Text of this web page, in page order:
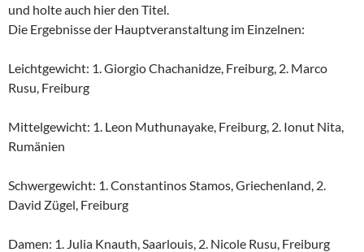
und holte auch hier den Titel.
Die Ergebnisse der Hauptveranstaltung im Einzelnen:
Leichtgewicht: 1. Giorgio Chachanidze, Freiburg, 2. Marco
Rusu, Freiburg
Mittelgewicht: 1. Leon Muthunayake, Freiburg, 2. Ionut Nita,
Rumänien
Schwergewicht: 1. Constantinos Stamos, Griechenland, 2.
David Zügel, Freiburg
Damen: 1. Julia Knauth, Saarlouis, 2. Nicole Rusu, Freiburg